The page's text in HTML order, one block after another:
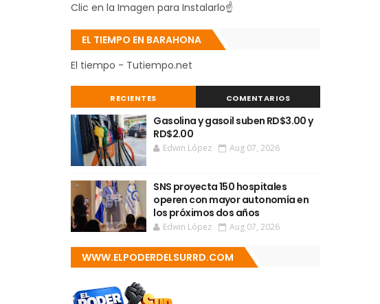
Clic en la Imagen para Instalarlo☝
EL TIEMPO EN BARAHONA
El tiempo - Tutiempo.net
RECIENTES COMENTARIOS
Gasolina y gasoil suben RD$3.00 y
RD$2.00
Edwin López Aug 07, 2026
SNS proyecta 150 hospitales
operen con mayor autonomía en
los próximos dos años
Edwin López Aug 07, 2026
WWW.ELPODERDELSURRD.COM